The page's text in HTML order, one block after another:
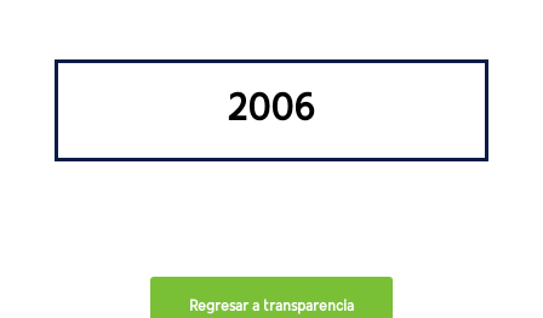
2006
Regresar a transparencia